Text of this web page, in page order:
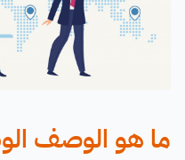
ما هو الوصف